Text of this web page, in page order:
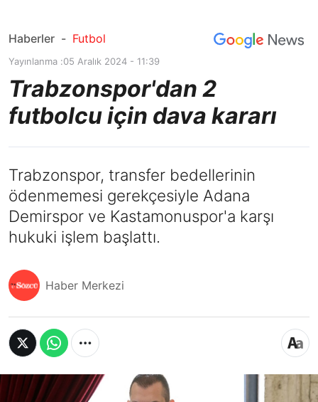
Haberler - Futbol
Yayınlanma :05 Aralık 2024 - 11:39
Trabzonspor'dan 2
futbolcu için dava kararı
Trabzonspor, transfer bedellerinin
ödenmemesi gerekçesiyle Adana
Demirspor ve Kastamonuspor'a karşı
hukuki işlem başlattı.
Haber Merkezi